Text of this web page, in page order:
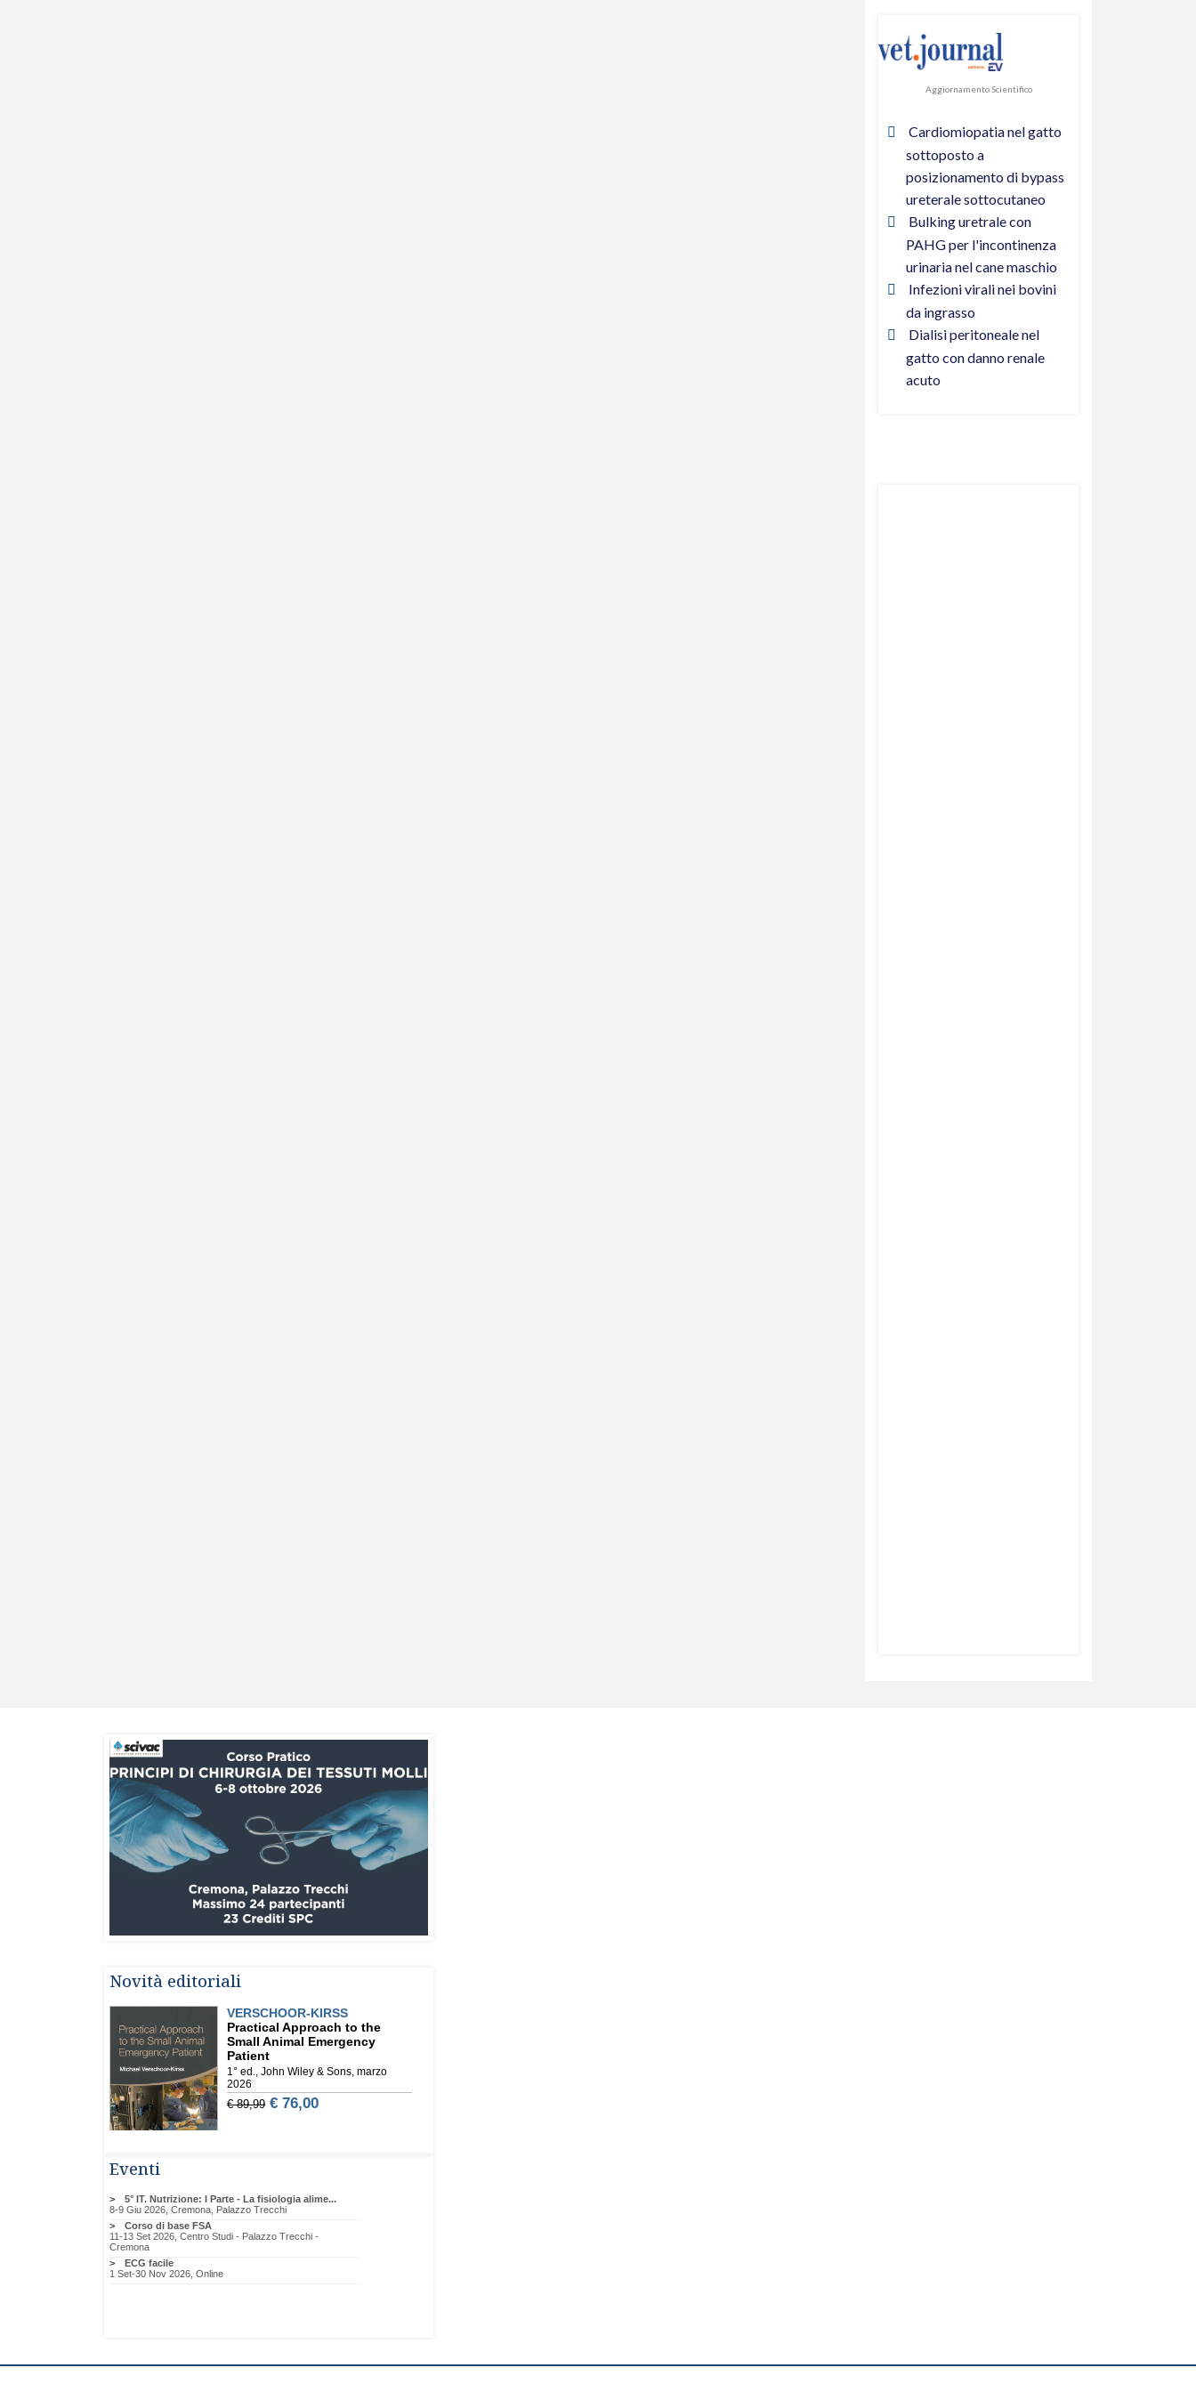
Aggiornamento Scientifico
Cardiomiopatia nel gatto
sottoposto a
posizionamento di bypass
ureterale sottocutaneo
Bulking uretrale con
PAHG per l'incontinenza
urinaria nel cane maschio
Infezioni virali nei bovini
da ingrasso
Dialisi peritoneale nel
gatto con danno renale
acuto
Novità editoriali
Eventi